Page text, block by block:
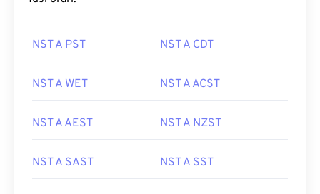
NST A PST NST A CDT
NST A WET NST A ACST
NST A AEST NST A NZST
NST A SAST NST A SST